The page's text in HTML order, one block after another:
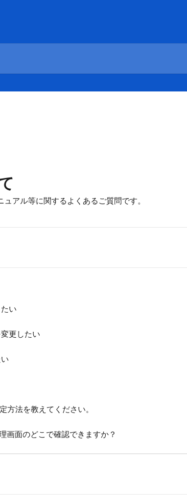
アル等に関するよくあるご質問です。
い
更したい
法を教えてください。
画面のどこで確認できますか？